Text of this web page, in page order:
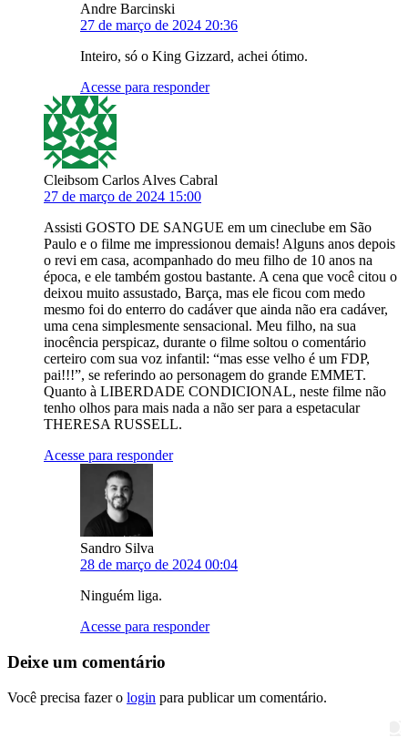
Andre Barcinski
27 de março de 2024 20:36
Inteiro, só o King Gizzard, achei ótimo.
Acesse para responder
Cleibsom Carlos Alves Cabral
27 de março de 2024 15:00
Assisti GOSTO DE SANGUE em um cineclube em São
Paulo e o filme me impressionou demais! Alguns anos depois
o revi em casa, acompanhado do meu filho de 10 anos na
época, e ele também gostou bastante. A cena que você citou o
deixou muito assustado, Barça, mas ele ficou com medo
mesmo foi do enterro do cadáver que ainda não era cadáver,
uma cena simplesmente sensacional. Meu filho, na sua
inocência perspicaz, durante o filme soltou o comentário
certeiro com sua voz infantil: “mas esse velho é um FDP,
pai!!!”, se referindo ao personagem do grande EMMET.
Quanto à LIBERDADE CONDICIONAL, neste filme não
tenho olhos para mais nada a não ser para a espetacular
THERESA RUSSELL.
Acesse para responder
Sandro Silva
28 de março de 2024 00:04
Ninguém liga.
Acesse para responder
Deixe um comentário
Você precisa fazer o login para publicar um comentário.